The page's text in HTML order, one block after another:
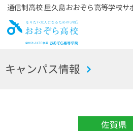
通信制高校 屋久島おおぞら高等学校サ
お
キャンパス情報
佐賀県